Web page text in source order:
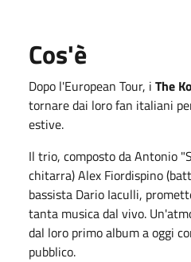
Cos'è
Dopo l'European Tour, i The
tornare dai loro fan italiani
estive.
Il trio, composto da Antonio
chitarra) Alex Fiordispino
bassista Dario Iaculli,
tanta musica dal vivo.
dal loro primo album a oggi
pubblico.